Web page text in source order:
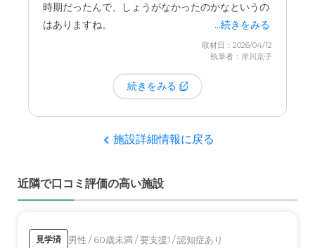
時期だったんで、しょうがなかったのかなというの
はありますね。
...続きをみる
取材日：2026/04/12
執筆者：岸川京子
続きをみる
施設詳細情報に戻る
近隣で口コミ評価の高い施設
見学済 男性 / 60歳未満 / 要支援1 / 認知症あり